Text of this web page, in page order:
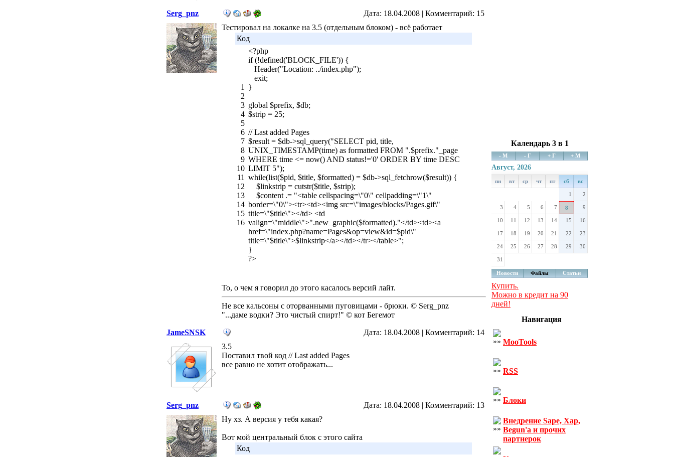
Serg_pnz
Дата: 18.04.2008 | Комментарий: 15
Тестировал на локалке на 3.5 (отдельным блоком) - всё работает
Код
1
2
3
4
5
6
7
8
9
10
11
12
13
14
15
16
<?php
if (!defined('BLOCK_FILE')) {
Header("Location: ../index.php");
exit;
}
global $prefix, $db;
$strip = 25;
// Last added Pages
$result = $db->sql_query("SELECT pid, title,
UNIX_TIMESTAMP(time) as formatted FROM ".$prefix."_page
WHERE time <= now() AND status!='0' ORDER BY time DESC
LIMIT 5");
while(list($pid, $title, $formatted) = $db->sql_fetchrow($result)) {
$linkstrip = cutstr($title, $strip);
$content .= "<table cellspacing=\"0\" cellpadding=\"1\"
border=\"0\"><tr><td><img src=\"images/blocks/Pages.gif\"
title=\"$title\"></td> <td
valign=\"middle\">".new_graphic($formatted)."</td><td><a
href=\"index.php?name=Pages&op=view&id=$pid\"
title=\"$title\">$linkstrip</a></td></tr></table>";
}
?>
То, о чем я говорил до этого касалось версий лайт.
Не все кальсоны с оторванными пуговицами - брюки. © Serg_pnz
"...даме водки? Это чистый спирт!" © кот Бегемот
JameSNSK
Дата: 18.04.2008 | Комментарий: 14
3.5
Поставил твой код // Last added Pages
все равно не хотит отображать...
Serg_pnz
Дата: 18.04.2008 | Комментарий: 13
Ну хз. А версия у тебя какая?
Вот мой центральный блок с этого сайта
Код
Календарь 3 в 1
- М - Г + Г + М
Август, 2026
пн вт ср чт пт сб вс
1 2
3 4 5 6 7 8 9
10 11 12 13 14 15 16
17 18 19 20 21 22 23
24 25 26 27 28 29 30
31
Новости Файлы Статьи
Купить.
Можно в кредит на 90
дней!
Навигация
MooTools
RSS
Блоки
Внедрение Sape, Xap,
Begun'а и прочих
партнерок